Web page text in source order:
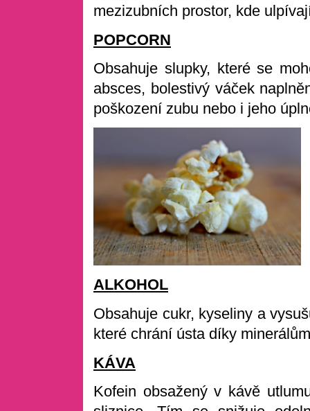
mezizubních prostor, kde
POPCORN
Obsahuje slupky, které se
absces, bolestivý váček
poškození zubu nebo i jeho
ALKOHOL
Obsahuje cukr, kyseliny a
které chrání ústa díky
KÁVA
Kofein obsažený v kávě